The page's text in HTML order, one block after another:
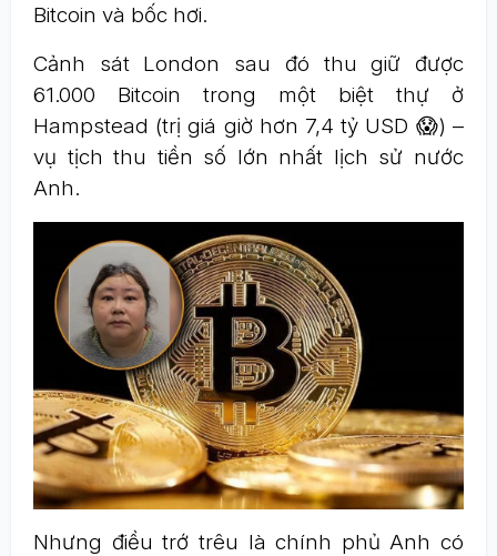
Bitcoin và bốc hơi.
Cảnh sát London sau đó thu giữ được
61.000 Bitcoin trong một biệt thự ở
Hampstead (trị giá giờ hơn 7,4 tỷ USD 😱) –
vụ tịch thu tiền số lớn nhất lịch sử nước
Anh.
Nhưng điều trớ trêu là chính phủ Anh có